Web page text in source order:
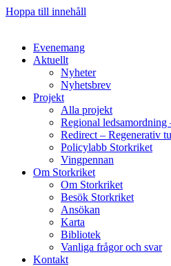
Hoppa till innehåll
Evenemang
Aktuellt
Nyheter
Nyhetsbrev
Projekt
Alla projekt
Regional ledsamordning
Redirect – Regenerativ
Policylabb Storkriket
Vingpennan
Om Storkriket
Om Storkriket
Besök Storkriket
Ansökan
Karta
Bibliotek
Vanliga frågor och svar
Kontakt